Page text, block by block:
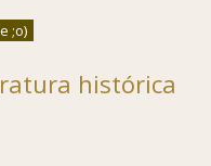
histórica